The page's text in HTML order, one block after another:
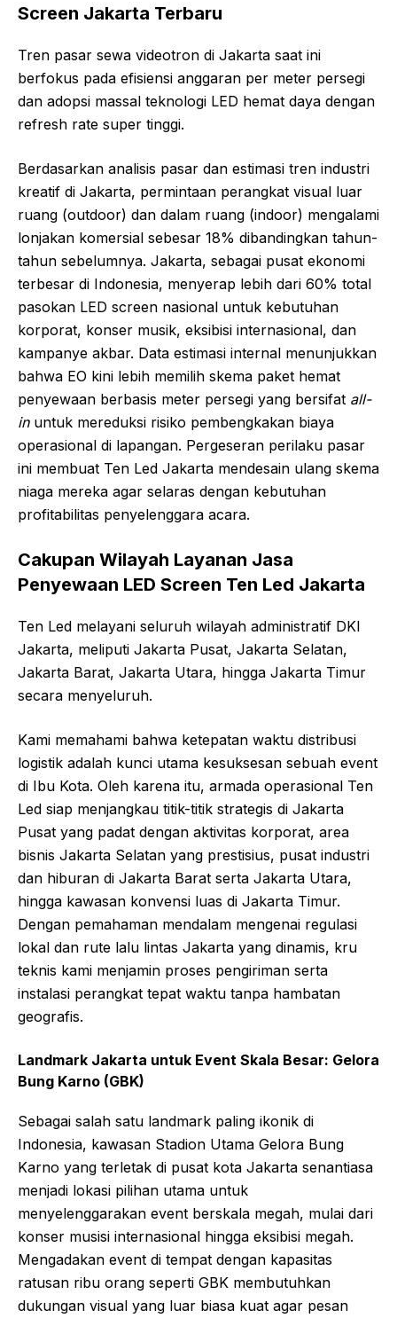
Screen Jakarta Terbaru
Tren pasar sewa videotron di Jakarta saat ini
berfokus pada efisiensi anggaran per meter persegi
dan adopsi massal teknologi LED hemat daya dengan
refresh rate super tinggi.
Berdasarkan analisis pasar dan estimasi tren industri
kreatif di Jakarta, permintaan perangkat visual luar
ruang (outdoor) dan dalam ruang (indoor) mengalami
lonjakan komersial sebesar 18% dibandingkan tahun-
tahun sebelumnya. Jakarta, sebagai pusat ekonomi
terbesar di Indonesia, menyerap lebih dari 60% total
pasokan LED screen nasional untuk kebutuhan
korporat, konser musik, eksibisi internasional, dan
kampanye akbar. Data estimasi internal menunjukkan
bahwa EO kini lebih memilih skema paket hemat
penyewaan berbasis meter persegi yang bersifat all-
inuntuk mereduksi risiko pembengkakan biaya
operasional di lapangan. Pergeseran perilaku pasar
ini membuat Ten Led Jakarta mendesain ulang skema
niaga mereka agar selaras dengan kebutuhan
profitabilitas penyelenggara acara.
Cakupan Wilayah Layanan Jasa
Penyewaan LED Screen Ten Led Jakarta
Ten Led melayani seluruh wilayah administratif DKI
Jakarta, meliputi Jakarta Pusat, Jakarta Selatan,
Jakarta Barat, Jakarta Utara, hingga Jakarta Timur
secara menyeluruh.
Kami memahami bahwa ketepatan waktu distribusi
logistik adalah kunci utama kesuksesan sebuah event
di Ibu Kota. Oleh karena itu, armada operasional Ten
Led siap menjangkau titik-titik strategis di Jakarta
Pusat yang padat dengan aktivitas korporat, area
bisnis Jakarta Selatan yang prestisius, pusat industri
dan hiburan di Jakarta Barat serta Jakarta Utara,
hingga kawasan konvensi luas di Jakarta Timur.
Dengan pemahaman mendalam mengenai regulasi
lokal dan rute lalu lintas Jakarta yang dinamis, kru
teknis kami menjamin proses pengiriman serta
instalasi perangkat tepat waktu tanpa hambatan
geografis.
Landmark Jakarta untuk Event Skala Besar: Gelora
Bung Karno (GBK)
Sebagai salah satu landmark paling ikonik di
Indonesia, kawasan Stadion Utama Gelora Bung
Karno yang terletak di pusat kota Jakarta senantiasa
menjadi lokasi pilihan utama untuk
menyelenggarakan event berskala megah, mulai dari
konser musisi internasional hingga eksibisi megah.
Mengadakan event di tempat dengan kapasitas
ratusan ribu orang seperti GBK membutuhkan
dukungan visual yang luar biasa kuat agar pesan